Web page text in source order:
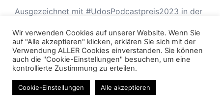
Ausgezeichnet mit #UdosPodcastpreis2023 in der
Ausgezeichnet mit dem Spezial-
#UdosPodcastpreis2024 in der Kategorie
»Zeitreisen«
Ausgezeichnet mit dem Negativpreis
#UdosPodcastIgitt2024 in der Kategorie »Wirklich
Wir verwenden Cookies auf unserer Website. Wenn Sie
auf "Alle akzeptieren" klicken, erklären Sie sich mit der
Verwendung ALLER Cookies einverstanden. Sie können
auch die "Cookie-Einstellungen" besuchen, um eine
kontrollierte Zustimmung zu erteilen.
Cookie-Einstellungen Alle akzeptieren